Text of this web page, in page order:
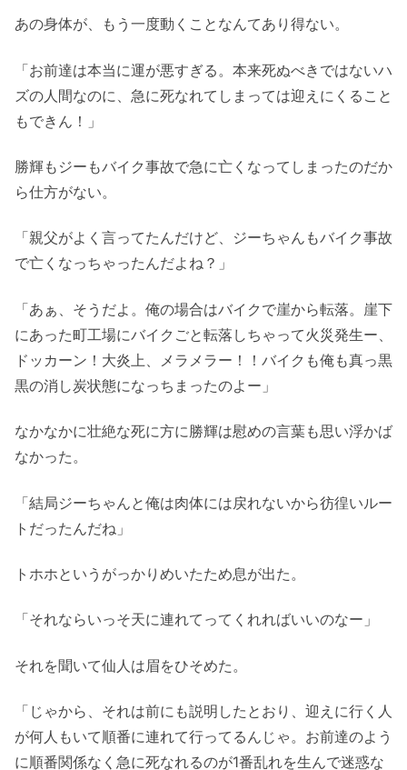
あの身体が、もう一度動くことなんてあり得ない。
「お前達は本当に運が悪すぎる。本来死ぬべきではないハ
ズの人間なのに、急に死なれてしまっては迎えにくること
もできん！」
勝輝もジーもバイク事故で急に亡くなってしまったのだか
ら仕方がない。
「親父がよく言ってたんだけど、ジーちゃんもバイク事故
で亡くなっちゃったんだよね？」
「あぁ、そうだよ。俺の場合はバイクで崖から転落。崖下
にあった町工場にバイクごと転落しちゃって火災発生ー、
ドッカーン！大炎上、メラメラー！！バイクも俺も真っ黒
黒の消し炭状態になっちまったのよー」
なかなかに壮絶な死に方に勝輝は慰めの言葉も思い浮かば
なかった。
「結局ジーちゃんと俺は肉体には戻れないから彷徨いルー
トだったんだね」
トホホというがっかりめいたため息が出た。
「それならいっそ天に連れてってくれればいいのなー」
それを聞いて仙人は眉をひそめた。
「じゃから、それは前にも説明したとおり、迎えに行く人
が何人もいて順番に連れて行ってるんじゃ。お前達のよう
に順番関係なく急に死なれるのが1番乱れを生んで迷惑な